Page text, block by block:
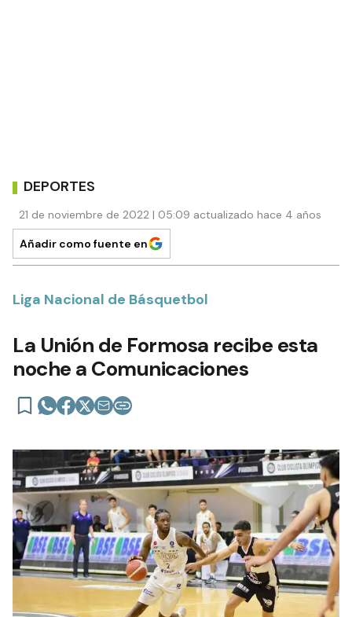
DEPORTES
21 de noviembre de 2022 | 05:09 actualizado hace 4 años
Añadir como fuente en
Liga Nacional de Básquetbol
La Unión de Formosa recibe esta
noche a Comunicaciones